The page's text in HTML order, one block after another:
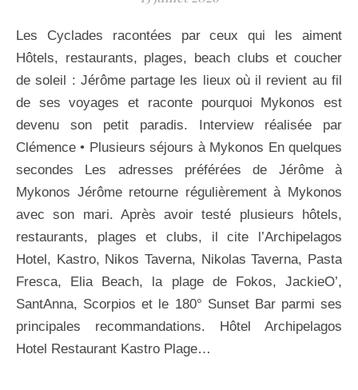
Les Cyclades racontées par ceux qui les aiment
Hôtels, restaurants, plages, beach clubs et coucher
de soleil : Jérôme partage les lieux où il revient au fil
de ses voyages et raconte pourquoi Mykonos est
devenu son petit paradis. Interview réalisée par
Clémence • Plusieurs séjours à Mykonos En quelques
secondes Les adresses préférées de Jérôme à
Mykonos Jérôme retourne régulièrement à Mykonos
avec son mari. Après avoir testé plusieurs hôtels,
restaurants, plages et clubs, il cite l’Archipelagos
Hotel, Kastro, Nikos Taverna, Nikolas Taverna, Pasta
Fresca, Elia Beach, la plage de Fokos, JackieO’,
SantAnna, Scorpios et le 180° Sunset Bar parmi ses
principales recommandations. Hôtel Archipelagos
Hotel Restaurant Kastro Plage…